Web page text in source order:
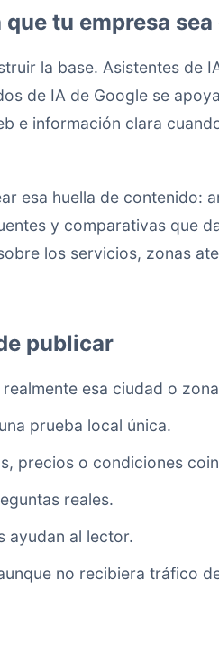
que tu empresa
la base. Asistentes de
de IA de Google se
e información clara
esa huella de contenido:
y comparativas que
los servicios, zonas
publicar
esa ciudad o
prueba local única.
precios o condiciones
reales.
ayudan al lector.
no recibiera tráfico